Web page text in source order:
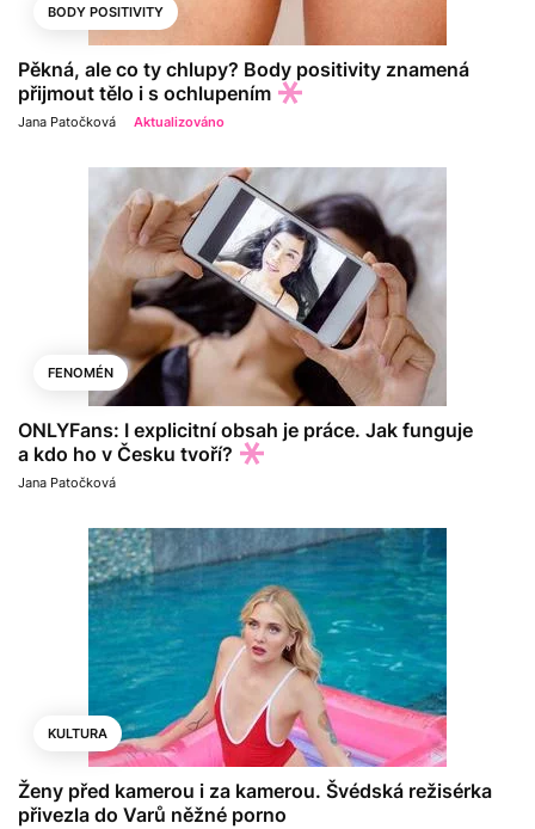
BODY POSITIVITY
Pěkná, ale co ty chlupy? Body positivity znamená
přijmout tělo i s ochlupením
Jana Patočková Aktualizováno
FENOMÉN
ONLYFans: I explicitní obsah je práce. Jak funguje
a kdo ho v Česku tvoří?
Jana Patočková
KULTURA
Ženy před kamerou i za kamerou. Švédská režisérka
přivezla do Varů něžné porno